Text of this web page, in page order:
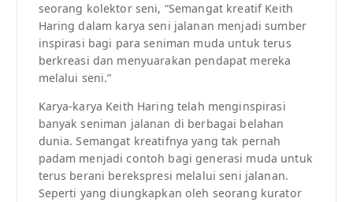
seorang kolektor seni, “Semangat kreatif Keith
Haring dalam karya seni jalanan menjadi sumber
inspirasi bagi para seniman muda untuk terus
berkreasi dan menyuarakan pendapat mereka
melalui seni.”
Karya-karya Keith Haring telah menginspirasi
banyak seniman jalanan di berbagai belahan
dunia. Semangat kreatifnya yang tak pernah
padam menjadi contoh bagi generasi muda untuk
terus berani berekspresi melalui seni jalanan.
Seperti yang diungkapkan oleh seorang kurator